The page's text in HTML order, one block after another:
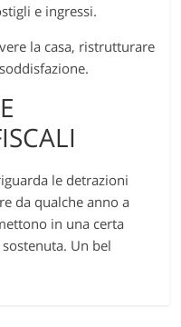
e ingressi.
la casa, ristrutturare
le detrazioni
da qualche anno a
in una certa
Un bel